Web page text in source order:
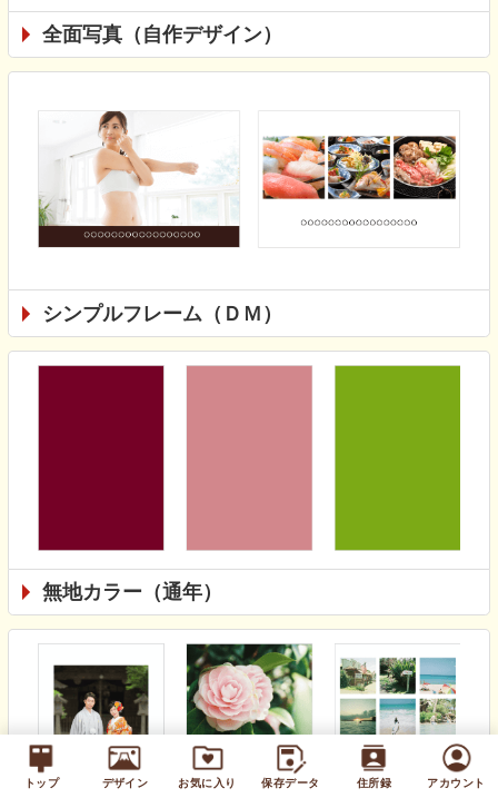
トップ デザイン お気に入り 保存データ 住所録 アカウント
全面写真（自作デザイン）
シンプルフレーム（ＤＭ）
無地カラー（通年）